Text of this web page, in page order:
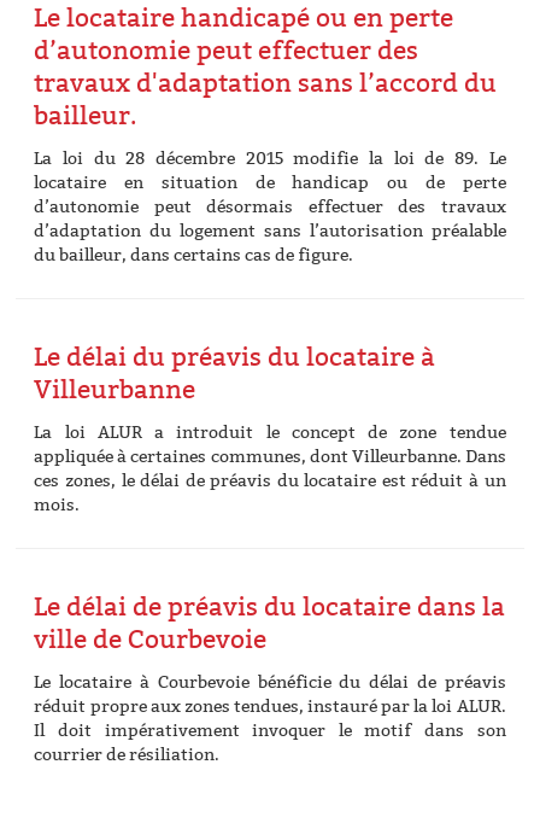
Le locataire handicapé ou en perte
d’autonomie peut effectuer des
travaux d'adaptation sans l’accord du
bailleur.
La loi du 28 décembre 2015 modifie la loi de 89. Le
locataire en situation de handicap ou de perte
d’autonomie peut désormais effectuer des travaux
d’adaptation du logement sans l’autorisation préalable
du bailleur, dans certains cas de figure.
Le délai du préavis du locataire à
Villeurbanne
La loi ALUR a introduit le concept de zone tendue
appliquée à certaines communes, dont Villeurbanne. Dans
ces zones, le délai de préavis du locataire est réduit à un
mois.
Le délai de préavis du locataire dans la
ville de Courbevoie
Le locataire à Courbevoie bénéficie du délai de préavis
réduit propre aux zones tendues, instauré par la loi ALUR.
Il doit impérativement invoquer le motif dans son
courrier de résiliation.